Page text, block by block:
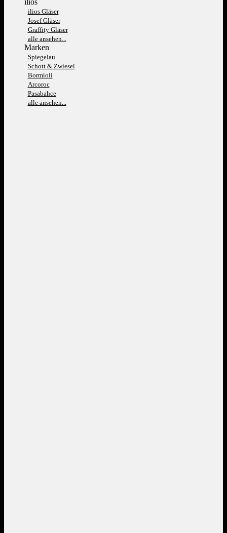
ilios
ilios Gläser
Josef Gläser
Graffity Gläser
alle ansehen...
Marken
Spiegelau
Schott & Zwiesel
Bormioli
Arcoroc
Pasabahce
alle ansehen...